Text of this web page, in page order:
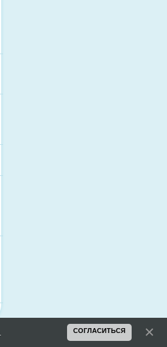
СОГЛАСИТЬСЯ